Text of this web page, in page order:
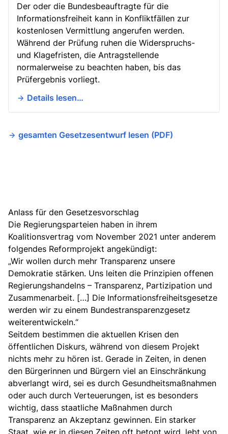
Der oder die Bundesbeauftragte für die
Informationsfreiheit kann in Konfliktfällen zur
kostenlosen Vermittlung angerufen werden.
Während der Prüfung ruhen die Widerspruchs-
und Klagefristen, die Antragstellende
normalerweise zu beachten haben, bis das
Prüfergebnis vorliegt.
Details lesen…
gesamten Gesetzesentwurf lesen (PDF)
Anlass für den Gesetzesvorschlag
Die Regierungsparteien haben in ihrem
Koalitionsvertrag vom November 2021 unter anderem
folgendes Reformprojekt angekündigt:
„Wir wollen durch mehr Transparenz unsere
Demokratie stärken. Uns leiten die Prinzipien offenen
Regierungshandelns – Transparenz, Partizipation und
Zusammenarbeit. […] Die Informationsfreiheitsgesetze
werden wir zu einem Bundestransparenzgesetz
weiterentwickeln.“
Seitdem bestimmen die aktuellen Krisen den
öffentlichen Diskurs, während von diesem Projekt
nichts mehr zu hören ist. Gerade in Zeiten, in denen
den Bürgerinnen und Bürgern viel an Einschränkung
abverlangt wird, sei es durch Gesundheitsmaßnahmen
oder auch durch Verteuerungen, ist es besonders
wichtig, dass staatliche Maßnahmen durch
Transparenz an Akzeptanz gewinnen. Ein starker
Staat, wie er in diesen Zeiten oft betont wird, lebt von